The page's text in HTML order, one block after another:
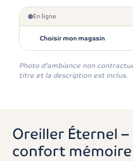
En ligne
Choisir mon magasin
Photo d'ambiance non
titre et la description est inclus.
Oreiller Éternel
confort